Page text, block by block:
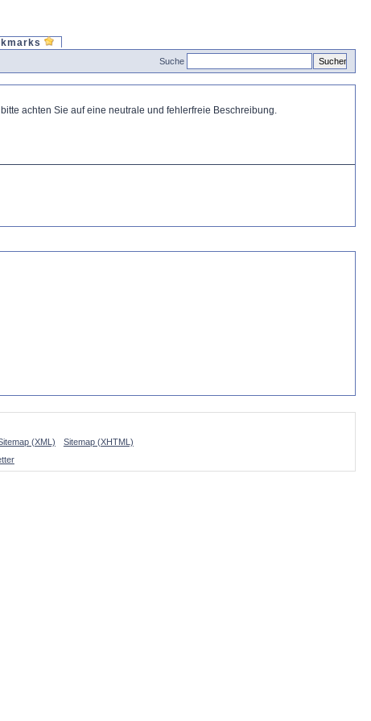
Suche
achten Sie auf eine neutrale und fehlerfreie Beschreibung.
(XML)
Sitemap (XHTML)